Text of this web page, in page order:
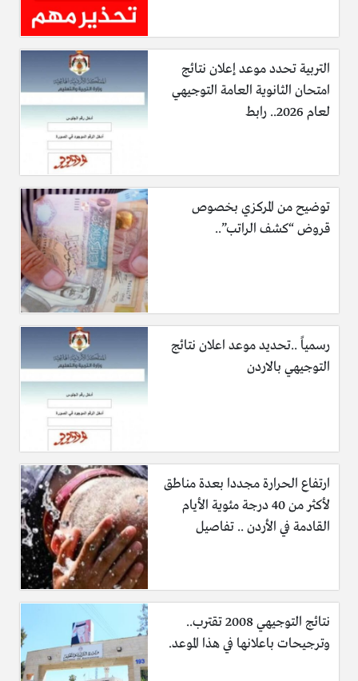
التربية تحدد موعد إعلان نتائج
امتحان الثانوية العامة التوجيهي
لعام 2026.. رابط
توضيح من المركزي بخصوص
قروض “كشف الراتب”..
رسمياً ..تحديد موعد اعلان نتائج
التوجيهي بالاردن
ارتفاع الحرارة مجددا بعدة مناطق
لأكثر من 40 درجة مئوية الأيام
القادمة في الأردن .. تفاصيل
نتائج التوجيهي 2008 تقترب..
وترجيحات باعلانها في هذا الموعد.